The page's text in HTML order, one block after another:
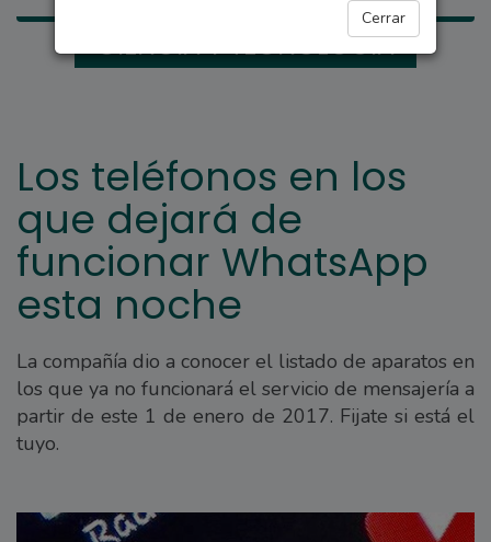
Cerrar
CIENCIA Y TECNOLOGÍA
Los teléfonos en los
que dejará de
funcionar WhatsApp
esta noche
La compañía dio a conocer el listado de aparatos en
los que ya no funcionará el servicio de mensajería a
partir de este 1 de enero de 2017. Fijate si está el
tuyo.